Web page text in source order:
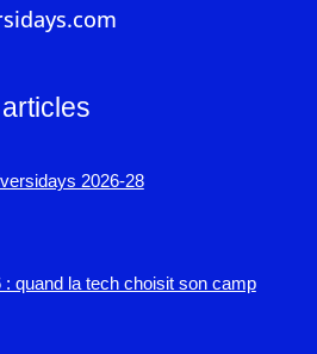
2026-28
quand la tech choisit son camp